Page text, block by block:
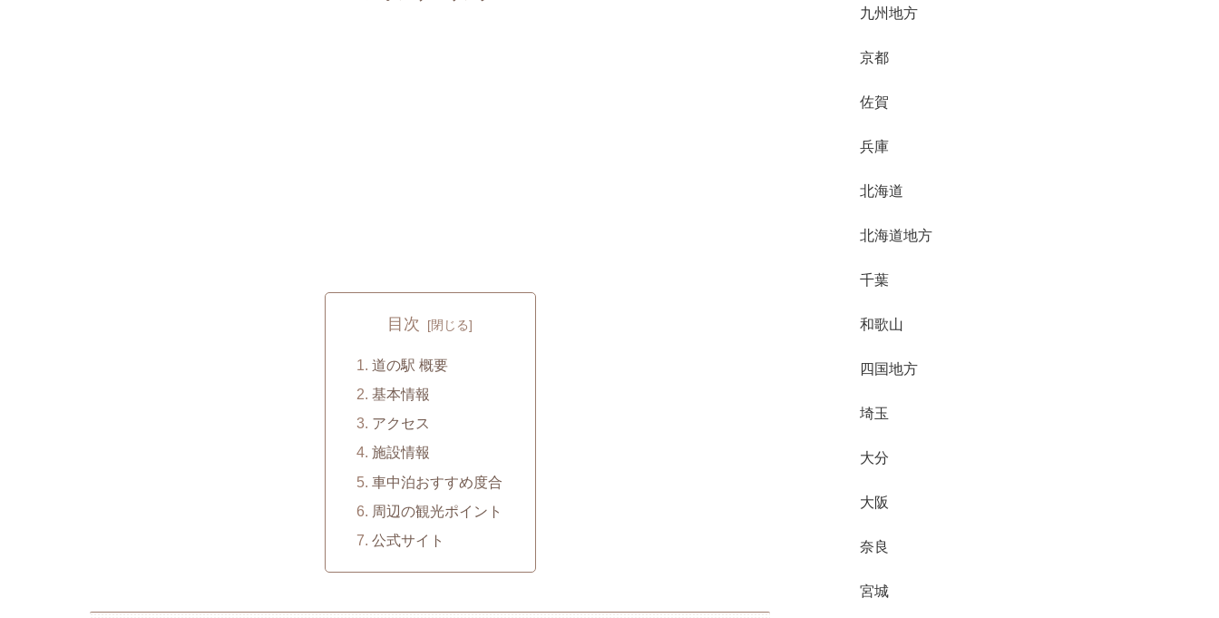
目次
道の駅 概要
基本情報
アクセス
施設情報
車中泊おすすめ度合
周辺の観光ポイント
公式サイト
九州地方
京都
佐賀
兵庫
北海道
北海道地方
千葉
和歌山
四国地方
埼玉
大分
大阪
奈良
宮城